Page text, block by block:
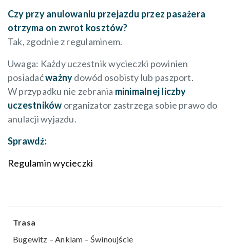
Czy przy anulowaniu przejazdu przez pasażera
otrzyma on zwrot kosztów?
Tak, zgodnie z regulaminem.
Uwaga: Każdy uczestnik wycieczki powinien
posiadaćważnydowód osobisty lub paszport.
W przypadku nie zebrania minimalnej liczby
uczestników organizator zastrzega sobie prawo do
anulacji wyjazdu.
Sprawdź:
Regulamin wycieczki
Trasa
Bugewitz – Anklam – Świnoujście